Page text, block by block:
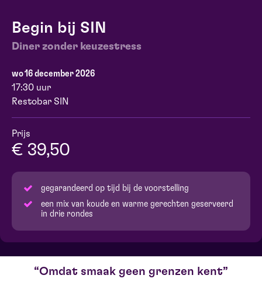
Begin bij SIN
Diner zonder keuzestress
wo 16 december 2026
17:30 uur
Restobar SIN
Prijs
€ 39,50
gegarandeerd op tijd bij de voorstelling
een mix van koude en warme gerechten geserveerd
in drie rondes
Omdat smaak geen grenzen kent